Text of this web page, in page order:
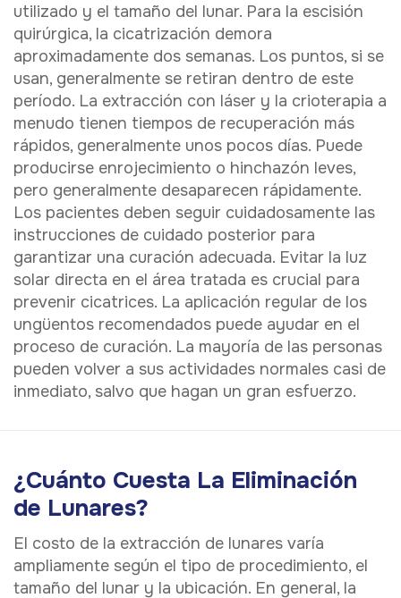
utilizado y el tamaño del lunar. Para la escisión
quirúrgica, la cicatrización demora
aproximadamente dos semanas. Los puntos, si se
usan, generalmente se retiran dentro de este
período. La extracción con láser y la crioterapia a
menudo tienen tiempos de recuperación más
rápidos, generalmente unos pocos días. Puede
producirse enrojecimiento o hinchazón leves,
pero generalmente desaparecen rápidamente.
Los pacientes deben seguir cuidadosamente las
instrucciones de cuidado posterior para
garantizar una curación adecuada. Evitar la luz
solar directa en el área tratada es crucial para
prevenir cicatrices. La aplicación regular de los
ungüentos recomendados puede ayudar en el
proceso de curación. La mayoría de las personas
pueden volver a sus actividades normales casi de
inmediato, salvo que hagan un gran esfuerzo.
¿Cuánto Cuesta La Eliminación
de Lunares?
El costo de la extracción de lunares varía
ampliamente según el tipo de procedimiento, el
tamaño del lunar y la ubicación. En general, la